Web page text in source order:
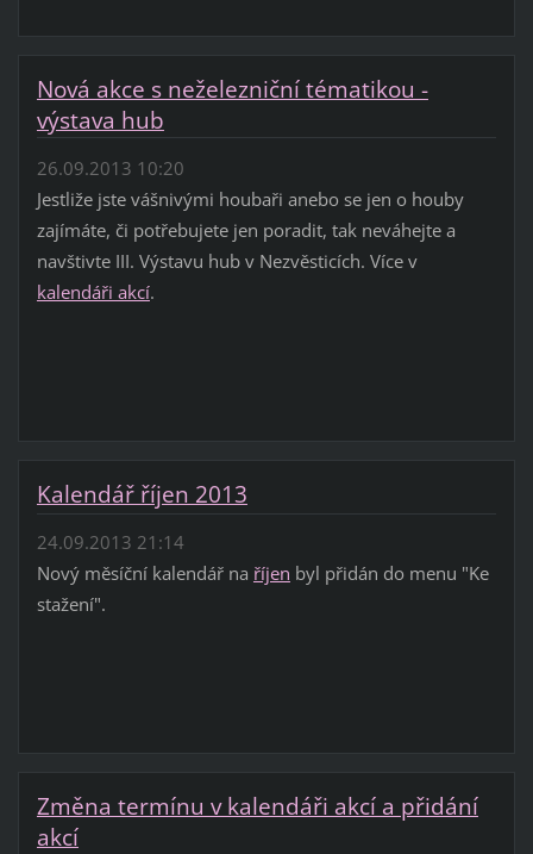
Nová akce s neželezniční tématikou -
výstava hub
26.09.2013 10:20
Jestliže jste vášnivými houbaři anebo se jen o houby
zajímáte, či potřebujete jen poradit, tak neváhejte a
navštivte III. Výstavu hub v Nezvěsticích. Více v
kalendáři akcí.
Kalendář říjen 2013
24.09.2013 21:14
Nový měsíční kalendář na říjen byl přidán do menu "Ke
stažení".
Změna termínu v kalendáři akcí a přidání
akcí